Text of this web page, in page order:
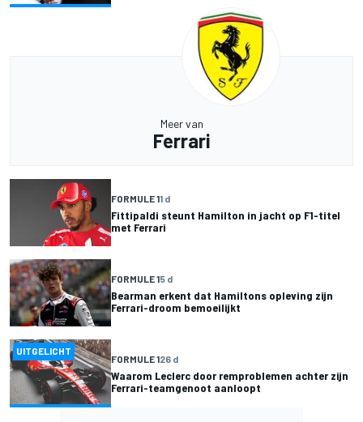
Meer van
Ferrari
FORMULE 11 d
Fittipaldi steunt Hamilton in jacht op F1-titel
met Ferrari
FORMULE 15 d
Bearman erkent dat Hamiltons opleving zijn
Ferrari-droom bemoeilijkt
UITGELICHT
FORMULE 126 d
Waarom Leclerc door remproblemen achter zijn
Ferrari-teamgenoot aanloopt